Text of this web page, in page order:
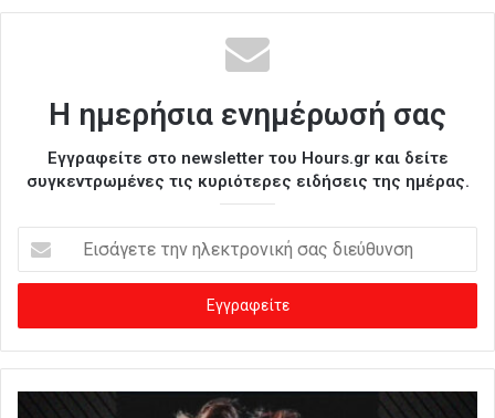
Η ημερήσια ενημέρωσή σας
Εγγραφείτε στο newsletter του Hours.gr και δείτε
συγκεντρωμένες τις κυριότερες ειδήσεις της ημέρας.
σ
γ
ε